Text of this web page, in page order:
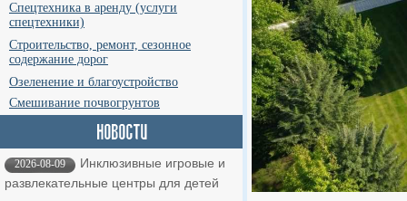
Спецтехника в аренду (услуги
спецтехники)
Строительство, ремонт, сезонное
содержание дорог
Озеленение и благоустройство
Смешивание почвогрунтов
2026-08-09
Инклюзивные игровые и
развлекательные центры для детей